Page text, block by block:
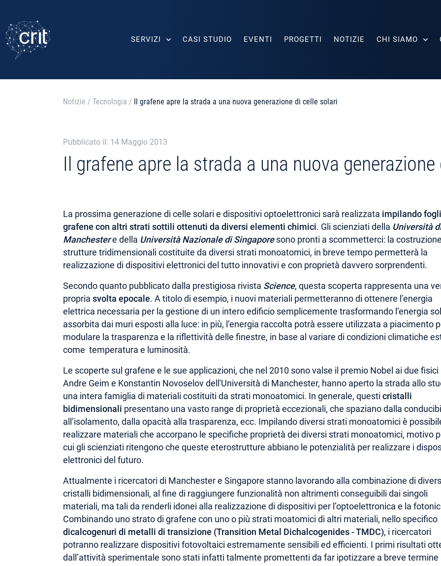
SERVIZI CASI STUDIO EVENTI PROGETTI NOTIZIE CHI SIAMO
Notizie / Tecnologia / Il grafene apre la strada a una nuova generazione di celle solari
Pubblicato il: 14 Maggio 2013
Il grafene apre la strada a una nuova
La prossima generazione di celle solari e dispositivi optoelettronici sarà realizzata impilando
grafene con altri strati sottili ottenuti da diversi elementi chimici. Gli scienziati della Università
Manchestere della Università Nazionale di Singaporesono pronti a scommetterci: la
strutture tridimensionali costituite da diversi strati monoatomici, in breve tempo permetterà la
realizzazione di dispositivi elettronici del tutto innovativi e con proprietà davvero sorprendenti.
Secondo quanto pubblicato dalla prestigiosa rivista Science, questa scoperta rappresenta una
propria svolta epocale. A titolo di esempio, i nuovi materiali permetteranno di ottenere l’energia
elettrica necessaria per la gestione di un intero edificio semplicemente trasformando l’energia
assorbita dai muri esposti alla luce: in più, l’energia raccolta potrà essere utilizzata a piacimento
modulare la trasparenza e la riflettività delle finestre, in base al variare di condizioni climatiche
come temperatura e luminosità.
Le scoperte sul grafene e le sue applicazioni, che nel 2010 sono valse il premio Nobel ai due fisici
Andre Geim e Konstantin Novoselov dell'Università di Manchester, hanno aperto la strada allo
una intera famiglia di materiali costituiti da strati monoatomici. In generale, questi cristalli
bidimensionali presentano una vasto range di proprietà eccezionali, che spaziano dalla
all’isolamento, dalla opacità alla trasparenza, ecc. Impilando diversi strati monoatomici è
realizzare materiali che accorpano le specifiche proprietà dei diversi strati monoatomici, motivo
cui gli scienziati ritengono che queste eterostrutture abbiano le potenzialità per realizzare i
elettronici del futuro.
Attualmente i ricercatori di Manchester e Singapore stanno lavorando alla combinazione di
cristalli bidimensionali, al fine di raggiungere funzionalità non altrimenti conseguibili dai singoli
materiali, ma tali da renderli idonei alla realizzazione di dispositivi per l’optoelettronica e la
Combinando uno strato di grafene con uno o più strati moatomici di altri materiali, nello specifico
dicalcogenuri di metalli di transizione (Transition Metal Dichalcogenides - TMDC), i ricercatori
potranno realizzare dispositivi fotovoltaici estremamente sensibili ed efficienti. I primi risultati
dall’attività sperimentale sono stati infatti talmente promettenti da far ipotizzare a breve termine